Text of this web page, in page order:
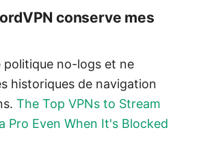
conserve mes
politique no-logs et ne
historiques de navigation
The Top VPNs to Stream
Pro Even When It's Blocked